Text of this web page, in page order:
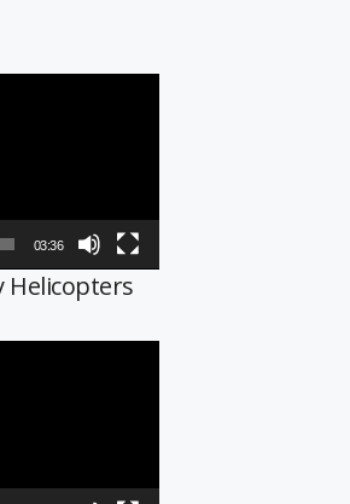
03:36
Helicopters